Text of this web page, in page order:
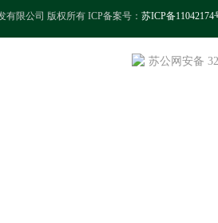
限公司 版权所有 ICP备案号： 苏ICP备11042174
苏公网安备